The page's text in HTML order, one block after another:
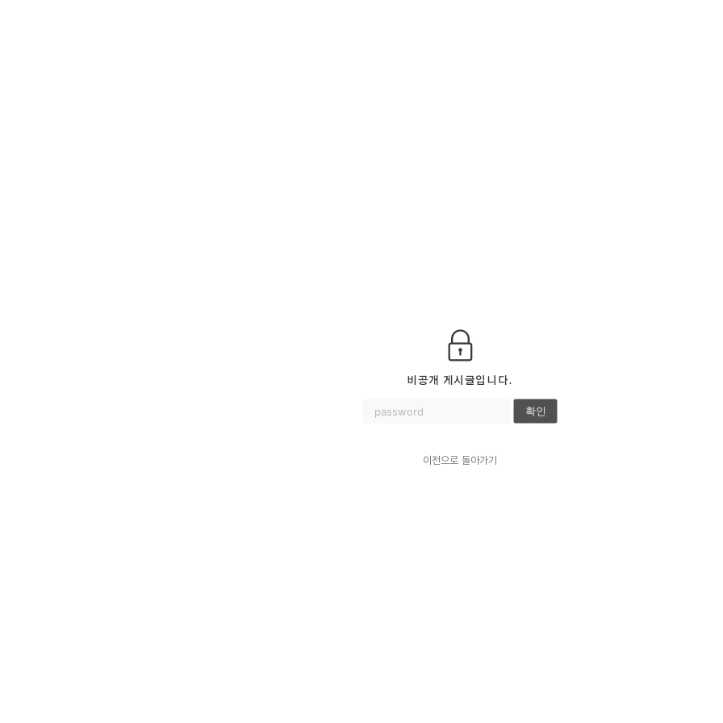
비공개 게시글입니다.
확인
이전으로 돌아가기